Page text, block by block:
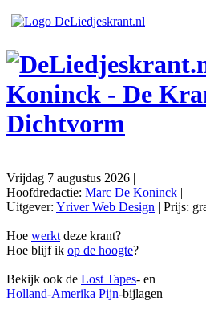
Vrijdag 7 augustus 2026 |
Hoofdredactie: Marc De Koninck |
Uitgever: Yriver Web Design | Prijs:
Hoe werkt deze krant?
Hoe blijf ik op de hoogte?
Bekijk ook de Lost Tapes- en
Holland-Amerika Pijn-bijlagen